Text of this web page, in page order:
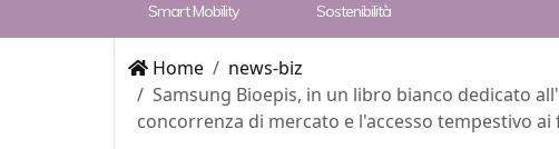
Smart Mobility
Sostenibilità
Home
news-biz
Samsung Bioepis, in un libro bianco dedicato
concorrenza di mercato e l'accesso tempestivo